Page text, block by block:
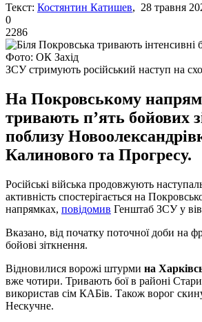
Текст: Костянтин Катишев, 28 травня
0
2286
Фото: ОК Захід
ЗСУ стримують російський наступ на
На Покровському
тривають п’ять бойових
поблизу
Калинового та Прогресу.
Російські війська продовжують
активність спостерігається на
напрямках, повідомив Генштаб ЗСУ у
Вказано, від початку поточної доби на
бойові зіткнення.
Відновилися ворожі штурми на
вже чотири. Тривають бої в районі
використав сім КАБів. Також ворог
Нескучне.